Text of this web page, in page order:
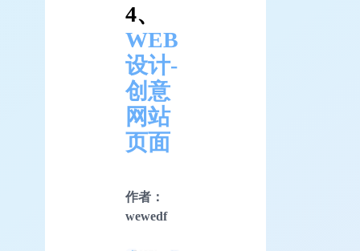
4、
WEB
设计-
创意
网站
页面
作者：
wewedf